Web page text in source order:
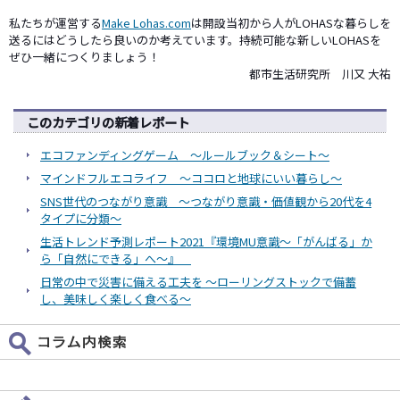
私たちが運営するMake Lohas.comは開設当初から人がLOHASな暮らしを
送るにはどうしたら良いのか考えています。持続可能な新しいLOHASを
ぜひ一緒につくりましょう！
都市生活研究所 川又 大祐
このカテゴリの新着レポート
エコファンディングゲーム ～ルールブック＆シート～
マインドフルエコライフ ～ココロと地球にいい暮らし～
SNS世代のつながり意識 ～つながり意識・価値観から20代を4
タイプに分類～
生活トレンド予測レポート2021『環境MU意識～「がんばる」か
ら「自然にできる」へ～』
日常の中で災害に備える工夫を ～ローリングストックで備蓄
し、美味しく楽しく食べる～